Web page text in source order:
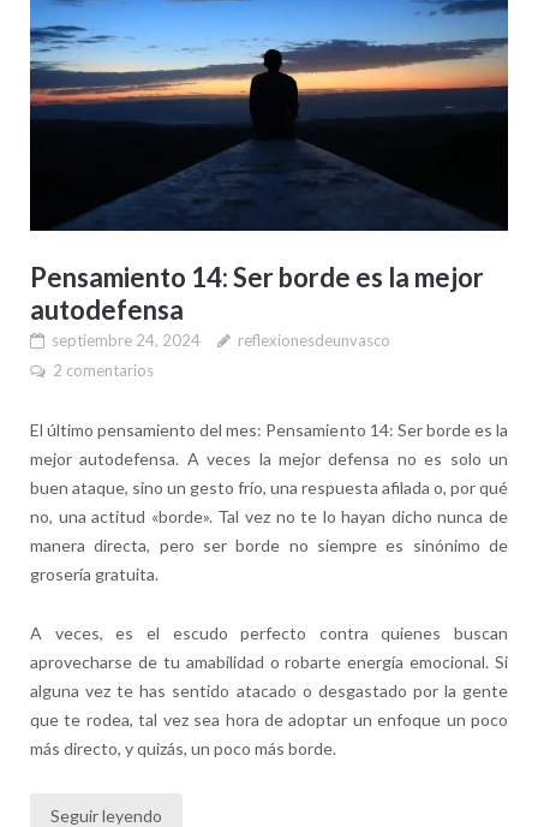
Pensamiento 14: Ser borde es la mejor
autodefensa
septiembre 24, 2024
reflexionesdeunvasco
2 comentarios
El último pensamiento del mes: Pensamiento 14: Ser borde es la
mejor autodefensa. A veces la mejor defensa no es solo un
buen ataque, sino un gesto frío, una respuesta afilada o, por qué
no, una actitud «borde». Tal vez no te lo hayan dicho nunca de
manera directa, pero ser borde no siempre es sinónimo de
grosería gratuita.
A veces, es el escudo perfecto contra quienes buscan
aprovecharse de tu amabilidad o robarte energía emocional. Si
alguna vez te has sentido atacado o desgastado por la gente
que te rodea, tal vez sea hora de adoptar un enfoque un poco
más directo, y quizás, un poco más borde.
Seguir leyendo